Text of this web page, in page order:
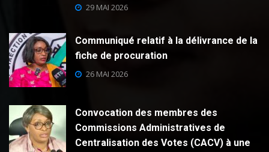
29 MAI 2026
Communiqué relatif à la délivrance de la
fiche de procuration
26 MAI 2026
Convocation des membres des
Commissions Administratives de
Centralisation des Votes (CACV) à une